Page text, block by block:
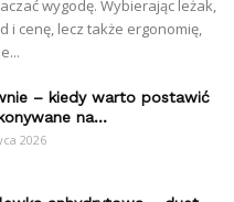
wygodę. Wybierając leżak,
i cenę, lecz także ergonomię,
– kiedy warto postawić
na...
2026